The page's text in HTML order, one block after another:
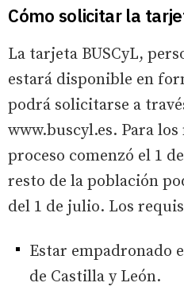
Cómo solicitar la
La tarjeta BUSCyL,
estará disponible en
podrá solicitarse a
www.buscyl.es. Para
proceso comenzó el 1
resto de la población
del 1 de julio. Los
Estar empadronado
de Castilla y León.